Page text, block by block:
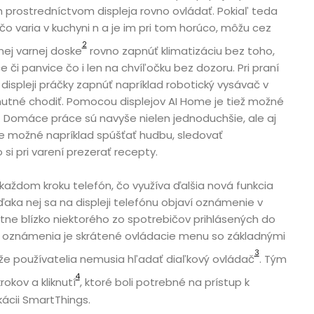
prostredníctvom displeja rovno ovládať. Pokiaľ teda
varia v kuchyni n a je im pri tom horúco, môžu cez
varnej doske2rovno zapnúť klimatizáciu bez toho,
či panvice čo i len na chvíľočku bez dozoru. Pri praní
práčky zapnúť napríklad robotický vysávač v
chodiť. Pomocou displejov AI Home je tiež možné
práce sú navyše nielen jednoduchšie, ale aj
možné napríklad spúšťať hudbu, sledovať
pri varení prezerať recepty.
kroku telefón, čo využíva ďalšia nová funkcia
nej sa na displeji telefónu objaví oznámenie v
blízko niektorého zo spotrebičov prihlásených do
je skrátené ovládacie menu so základnými
používatelia nemusia hľadať diaľkový ovládač3. Tým
a kliknutí4, ktoré boli potrebné na prístup k
SmartThings.